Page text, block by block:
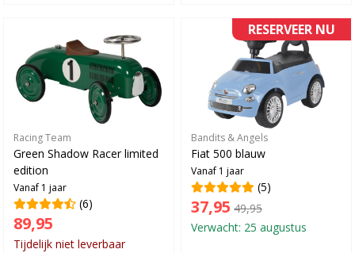
Racing Team
Green Shadow Racer limited
edition
Vanaf 1 jaar
(6)
89,95
Tijdelijk niet leverbaar
RESERVEER NU
Bandits & Angels
Fiat 500 blauw
Vanaf 1 jaar
(5)
37,95 49,95
Verwacht: 25 augustus